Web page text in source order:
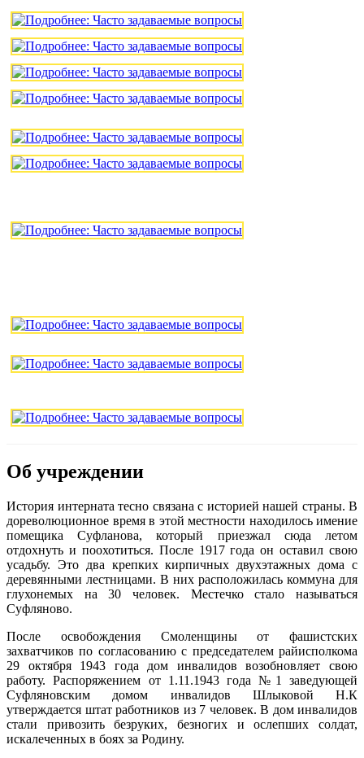
Об учреждении
История интерната тесно связана с историей нашей страны. В
дореволюционное время в этой местности находилось имение
помещика Суфланова, который приезжал сюда летом
отдохнуть и поохотиться. После 1917 года он оставил свою
усадьбу. Это два крепких кирпичных двухэтажных дома с
деревянными лестницами. В них расположилась коммуна для
глухонемых на 30 человек. Местечко стало называться
Суфляново.
После освобождения Смоленщины от фашистских
захватчиков по согласованию с председателем райисполкома
29 октября 1943 года дом инвалидов возобновляет свою
работу. Распоряжением от 1.11.1943 года №1 заведующей
Суфляновским домом инвалидов Шлыковой Н.К
утверждается штат работников из 7 человек. В дом инвалидов
стали привозить безруких, безногих и ослепших солдат,
искалеченных в боях за Родину.